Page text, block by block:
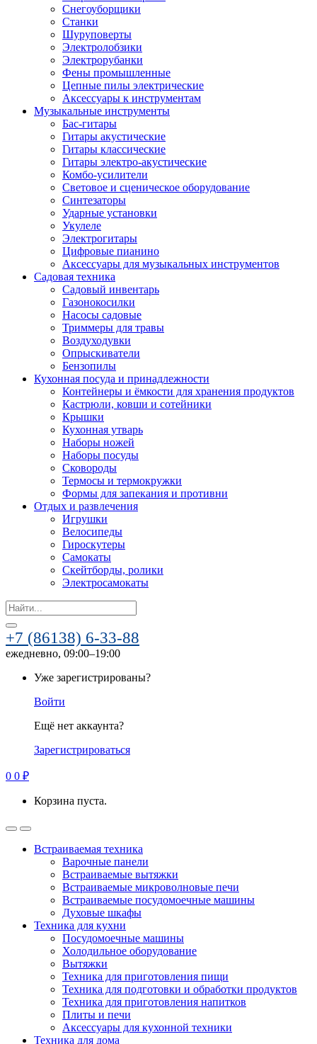
Снегоуборщики
Станки
Шуруповерты
Электролобзики
Электрорубанки
Фены промышленные
Цепные пилы электрические
Аксессуары к инструментам
Музыкальные инструменты
Бас-гитары
Гитары акустические
Гитары классические
Гитары электро-акустические
Комбо-усилители
Световое и сценическое оборудование
Синтезаторы
Ударные установки
Укулеле
Электрогитары
Цифровые пианино
Аксессуары для музыкальных инструментов
Садовая техника
Садовый инвентарь
Газонокосилки
Насосы садовые
Триммеры для травы
Воздуходувки
Опрыскиватели
Бензопилы
Кухонная посуда и принадлежности
Контейнеры и ёмкости для хранения продуктов
Кастрюли, ковши и сотейники
Крышки
Кухонная утварь
Наборы ножей
Наборы посуды
Сковороды
Термосы и термокружки
Формы для запекания и противни
Отдых и развлечения
Игрушки
Велосипеды
Гироскутеры
Самокаты
Скейтборды, ролики
Электросамокаты
Search
for:
+7 (86138) 6-33-88
ежедневно, 09:00–19:00
Уже зарегистрированы?
Войти
Ещё нет аккаунта?
Зарегистрироваться
0 0 ₽
Корзина пуста.
Встраиваемая техника
Варочные панели
Встраиваемые вытяжки
Встраиваемые микроволновые печи
Встраиваемые посудомоечные машины
Духовые шкафы
Техника для кухни
Посудомоечные машины
Холодильное оборудование
Вытяжки
Техника для приготовления пищи
Техника для подготовки и обработки продуктов
Техника для приготовления напитков
Плиты и печи
Аксессуары для кухонной техники
Техника для дома